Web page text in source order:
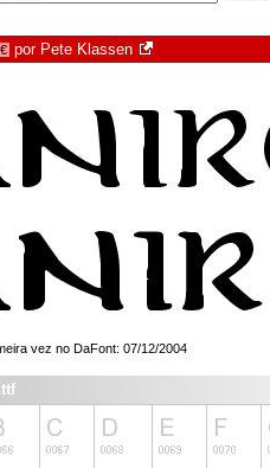
€ por Pete Klassen
vez no DaFont: 07/12/2004